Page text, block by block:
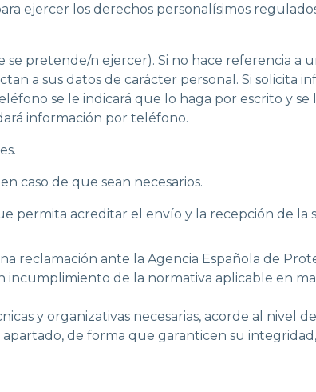
ejercer los derechos personalísimos
pretende/n ejercer). Si no hace referencia a
a sus datos de carácter personal. Si solicita
se le indicará que lo haga por escrito y
información por teléfono.
caso de que sean necesarios.
permita acreditar el envío y la recepción de la
reclamación ante la Agencia Española de
de la normativa aplicable en
y organizativas necesarias, acorde al nivel
de forma que garanticen su